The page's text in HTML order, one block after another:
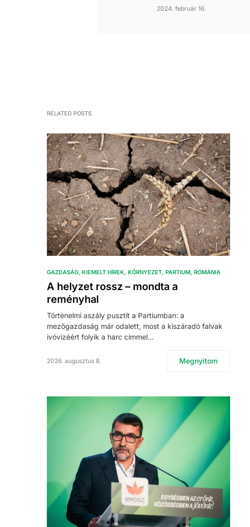
2024. február 16.
RELATED POSTS
GAZDASÁG KIEMELT HÍREK KÖRNYEZET PARTIUM ROMÁNIA
A helyzet rossz – mondta a
reményhal
Történelmi aszály pusztít a Partiumban: a
mezőgazdaság már odalett, most a kiszáradó falvak
ivóvizéért folyik a harc címmel…
2026. augusztus 8. Megnyitom